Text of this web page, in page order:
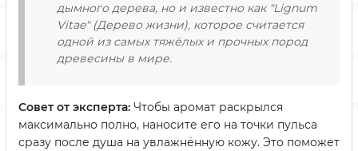
дымного дерева, но и известно как "Lignum
Vitae" (Дерево жизни), которое считается
одной из самых тяжёлых и прочных пород
древесины в мире.
Совет от эксперта: Чтобы аромат раскрылся
максимально полно, наносите его на точки пульса
сразу после душа на увлажнённую кожу. Это поможет